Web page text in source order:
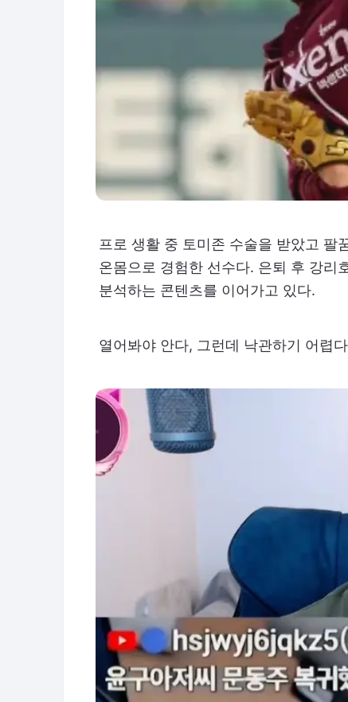
프로 생활 중 토미존 수술을 받았고 팔
온몸으로 경험한 선수다. 은퇴 후 강리
분석하는 콘텐츠를 이어가고 있다.
열어봐야 안다, 그런데 낙관하기 어렵다